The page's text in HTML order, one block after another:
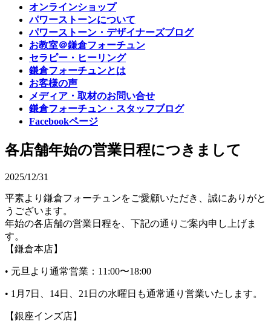
オンラインショップ
パワーストーンについて
パワーストーン・デザイナーズブログ
お教室＠鎌倉フォーチュン
セラピー・ヒーリング
鎌倉フォーチュンとは
お客様の声
メディア・取材のお問い合せ
鎌倉フォーチュン・スタッフブログ
Facebookページ
各店舗年始の営業日程につきまして
2025/12/31
平素より鎌倉フォーチュンをご愛顧いただき、誠にありがと
うございます。
年始の各店舗の営業日程を、下記の通りご案内申し上げま
す。
【鎌倉本店】
• 元旦より通常営業：11:00〜18:00
• 1月7日、14日、21日の水曜日も通常通り営業いたします。
【銀座インズ店】